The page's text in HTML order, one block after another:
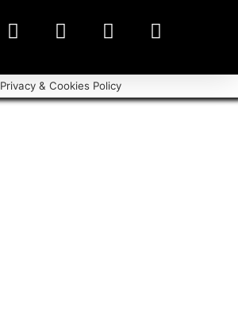
Privacy & Cookies Policy